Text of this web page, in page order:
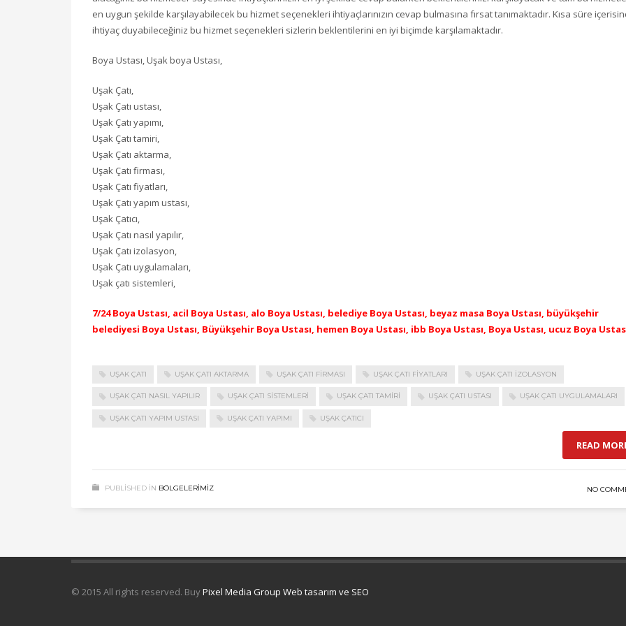
en uygun şekilde karşılayabilecek bu hizmet seçenekleri ihtiyaçlarınızın cevap bulmasına fırsat tanımaktadır. Kısa süre
ihtiyaç duyabileceğiniz bu hizmet seçenekleri sizlerin beklentilerini en iyi biçimde karşılamaktadır.
Boya Ustası, Uşak boya Ustası,
Uşak Çatı,
Uşak Çatı ustası,
Uşak Çatı yapımı,
Uşak Çatı tamiri,
Uşak Çatı aktarma,
Uşak Çatı firması,
Uşak Çatı fiyatları,
Uşak Çatı yapım ustası,
Uşak Çatıcı,
Uşak Çatı nasıl yapılır,
Uşak Çatı izolasyon,
Uşak Çatı uygulamaları,
Uşak çatı sistemleri,
7/24 Boya Ustası, acil Boya Ustası, alo Boya Ustası, belediye Boya Ustası, beyaz masa Boya Ustası, büyükşehir
belediyesi Boya Ustası, Büyükşehir Boya Ustası, hemen Boya Ustası, ibb Boya Ustası, Boya Ustası, ucuz Boya
UŞAK ÇATI UŞAK ÇATI AKTARMA UŞAK ÇATI FIRMASI UŞAK ÇATI FIYATLARI UŞAK ÇATI IZOLASYON
UŞAK ÇATI NASIL YAPILIR UŞAK ÇATI SISTEMLERI UŞAK ÇATI TAMIRI UŞAK ÇATI USTASI UŞAK ÇATI UYGULAMALARI
UŞAK ÇATI YAPIM USTASI UŞAK ÇATI YAPIMI UŞAK ÇATICI
READ
PUBLISHED IN BÖLGELERIMIZ NO
© 2015 All rights reserved. BuyPixel Media Group Web tasarım ve SEO